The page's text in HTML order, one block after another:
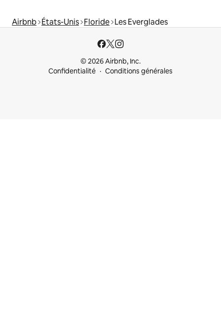
Airbnb États-Unis Floride Les Everglades
© 2026 Airbnb, Inc.
Confidentialité
Conditions générales